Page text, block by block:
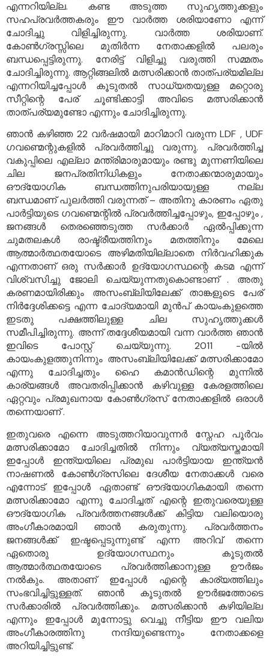
എന്നറിയില്ല. കണ്ട അടുത്ത സുഹൃത്തുക്കളും
സഹപ്രവർത്തകരും ഈ വാർത്ത ശരിയാണോ എന്ന്
ചോദിച്ചു വിളിച്ചിരുന്നു. വാർത്ത ശരിയാണ്.
കോൺഗ്രസ്സിലെ മുതിർന്ന നേതാക്കളിൽ പലരും
ബന്ധപ്പെട്ടിരുന്നു. നേരിട്ട് വിളിച്ചു വരുത്തി സമ്മതം
ചോദിച്ചിരുന്നു. ആറ്റിങ്ങലിൽ മത്സരിക്കാൻ താത്പര്യമില്ല
എന്നറിയിച്ചപ്പോൾ കൂടുതൽ സാധ്യതയുള്ള മറ്റൊരു
സീറ്റിന്റെ പേര് ചൂണ്ടിക്കാട്ടി അവിടെ മത്സരിക്കാൻ
താത്പര്യമുണ്ടോ എന്നും ചോദിച്ചിരുന്നു.
ഞാൻ കഴിഞ്ഞ 22 വർഷമായി മാറിമാറി വരുന്ന LDF , UDF
ഗവണ്മെന്റുകളിൽ പ്രവർത്തിച്ചു വരുന്നു. പ്രവർത്തിച്ച
വകുപ്പിലെ എല്ലാ മന്ത്രിമാരുമായും രണ്ടു മുന്നണിയിലെ
ചില ജനപ്രതിനിധികളും നേതാക്കന്മാരുമായും
ഔദ്യോഗിക ബന്ധത്തിനുപരിയായുള്ള നല്ല
ബന്ധമാണ് പുലർത്തി വരുന്നത് – അതിനു കാരണം ഏതു
പാർട്ടിയുടെ ഗവണ്മെന്റിൽ പ്രവർത്തിച്ചപ്പോഴും, ഇപ്പോഴും ,
ജനങ്ങൾ തെരഞ്ഞെടുത്ത സർക്കാർ ഏൽപ്പിക്കുന്ന
ചുമതലകൾ രാഷ്ട്രീയത്തിനും മതത്തിനും മേലെ
ആത്മാർത്ഥതയോടെ അഴിമതിയില്ലാതെ നിർവഹിക്കുക
എന്നതാണ് ഒരു സർക്കാർ ഉദ്യോഗസ്ഥന്റെ കടമ എന്ന്
വിശ്വസിച്ചു ജോലി ചെയ്യുന്നതുകൊണ്ടാണ് . അതു
കരണമായിരിക്കും അസംബ്ലിയിലേക്ക് താങ്കളുടെ പേര്
നിർദ്ദേശിക്കട്ടെ എന്ന ചോദ്യമായി മുൻപ് കായംകുളത്തെ
ഇടതു പക്ഷത്തിലുള്ള ചില സുഹൃത്തുക്കൾ
സമീപിച്ചിരുന്നു. അന്ന് തദ്ദേശീയമായി വന്ന വാർത്ത ഞാൻ
ഇവിടെ പോസ്റ്റ് ചെയ്യുന്നു. 2011 -യിൽ
കായംകുളത്തുനിന്നും അസംബ്ലിയിലേക്ക് മത്സരിക്കാമോ
എന്നു ചോദിച്ചതും ഹൈ കമാൻഡിന്റെ മുന്നിൽ
കാര്യങ്ങൾ അവതരിപ്പിക്കാൻ കഴിവുള്ള കേരളത്തിലെ
ഏറ്റവും പ്രമുഖനായ കോൺഗ്രസ് നേതാക്കളിൽ ഒരാൾ
തന്നെയാണ് .
ഇതുവരെ എന്നെ അടുത്തറിയാവുന്നർ സ്നേഹ പൂർവം
മത്സരിക്കാമോ ചോദിച്ചതിൽ നിന്നും വ്യത്യസ്തമായി
ഇപ്പോൾ ഇന്ത്യയിലെ പ്രമുഖ പാർട്ടിയായ ഇന്ത്യൻ
നാഷണൽ കോൺഗ്രസിലെ ദേശീയ നേതാക്കൾ വരെ
എന്നോട് ഇപ്പോൾ ഏതാണ്ട് ഔദ്യോഗികമായി തന്നെ
മത്സരിക്കാമോ എന്നു ചോദിച്ചത് എന്റെ ഇതുവരെയുള്ള
ഔദ്യോഗിക പ്രവർത്തനങ്ങൾക്ക് കിട്ടിയ വലിയൊരു
അംഗീകാരമായി ഞാൻ കരുതുന്നു. പ്രവർത്തനം
ജനങ്ങൾക്ക് ഇഷ്ടപ്പെടുന്നുണ്ട് എന്ന അറിവ് തന്നെ
ഏതൊരു ഉദ്യോഗസ്ഥനും കൂടുതൽ
ആത്മാർത്ഥതയോടെ പ്രവർത്തിക്കാനുള്ള ഊർജം
നൽകും. അതാണ് ഇപ്പോൾ എന്റെ കാര്യത്തിലും
സംഭവിച്ചിട്ടുള്ളത്. ഞാൻ കൂടുതൽ ഊർജത്തോടെ
സർക്കാരിൽ പ്രവർത്തിക്കും. മത്സരിക്കാൻ കഴിയില്ല
എന്നും ഇപ്പോൾ മുന്നോട്ടു വെച്ചു നീട്ടിയ ഈ വലിയ
അംഗീകാരത്തിനു നന്ദിയുണ്ടെന്നും നേതാക്കളെ
അറിയിച്ചിട്ടുണ്ട്.